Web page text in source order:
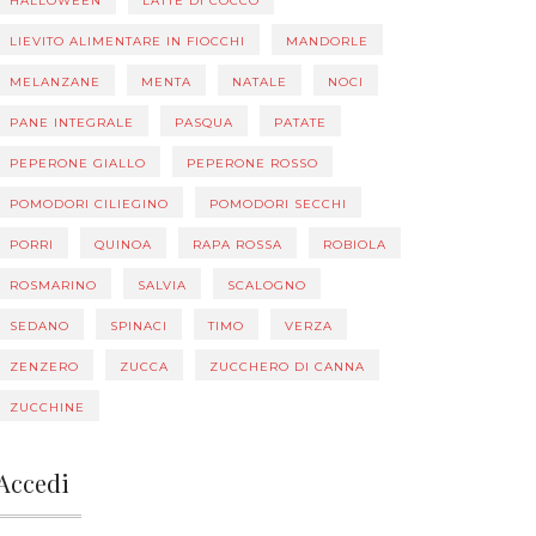
LIEVITO ALIMENTARE IN FIOCCHI MANDORLE
MELANZANE MENTA NATALE NOCI
PANE INTEGRALE PASQUA PATATE
PEPERONE GIALLO PEPERONE ROSSO
POMODORI CILIEGINO POMODORI SECCHI
PORRI QUINOA RAPA ROSSA ROBIOLA
ROSMARINO SALVIA SCALOGNO
SEDANO SPINACI TIMO VERZA
ZENZERO ZUCCA ZUCCHERO DI CANNA
ZUCCHINE